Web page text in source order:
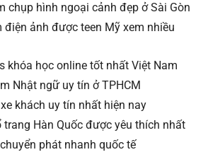
chụp hình ngoại cảnh đẹp ở Sài Gòn
điện ảnh được teen Mỹ xem nhiều
khóa học online tốt nhất Việt Nam
Nhật ngữ uy tín ở TPHCM
khách uy tín nhất hiện nay
trang Hàn Quốc được yêu thích nhất
phát nhanh quốc tế